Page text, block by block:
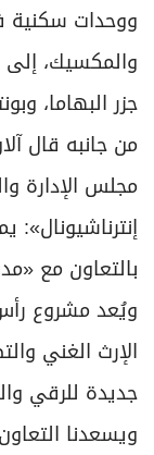
ووحدات سكنية
والمكسيك،
جزر البهاما،
من جانبه قال
مجلس الإدارة
بالتعاون مع
ويُعد مشروع
الإرث الغني
جديدة للرقي
ويسعدنا